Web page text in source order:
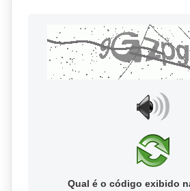
Qual é o código exibido